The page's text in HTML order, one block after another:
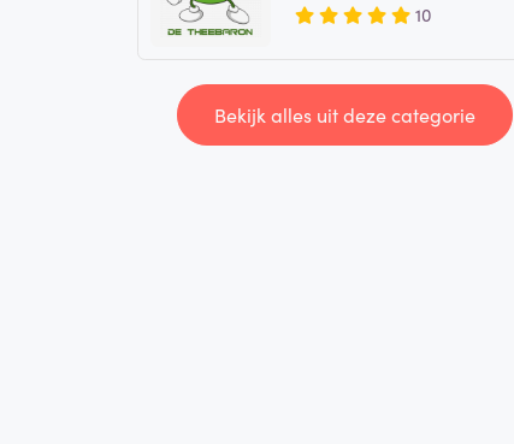
10
Bekijk alles uit deze categorie